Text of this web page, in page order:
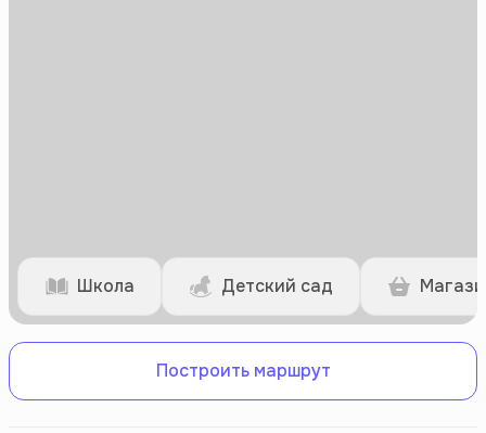
Школа Детский сад
Построить маршрут